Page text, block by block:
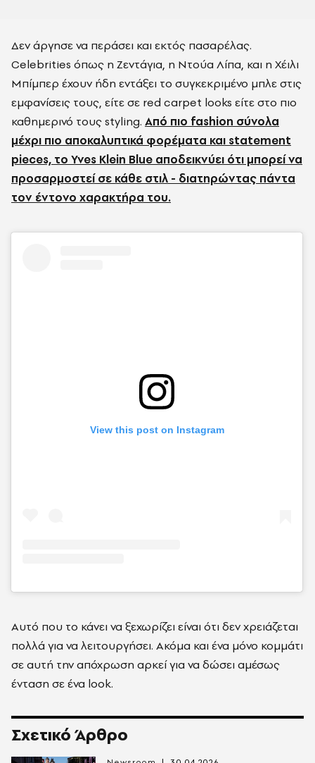
Δεν άργησε να περάσει και εκτός πασαρέλας.
Celebrities όπως η Ζεντάγια, η Nτούα Λίπα, και η Χέιλι
Μπίμπερ έχουν ήδη εντάξει το συγκεκριμένο μπλε στις
εμφανίσεις τους, είτε σε red carpet looks είτε στο πιο
καθημερινό τους styling. Από πιο fashion σύνολα
μέχρι πιο αποκαλυπτικά φορέματα και statement
pieces, το Yves Klein Blue αποδεικνύει ότι μπορεί να
προσαρμοστεί σε κάθε στιλ - διατηρώντας πάντα
τον έντονο χαρακτήρα του.
View this post on Instagram
Αυτό που το κάνει να ξεχωρίζει είναι ότι δεν χρειάζεται
πολλά για να λειτουργήσει. Ακόμα και ένα μόνο κομμάτι
σε αυτή την απόχρωση αρκεί για να δώσει αμέσως
ένταση σε ένα look.
Σχετικό Άρθρο